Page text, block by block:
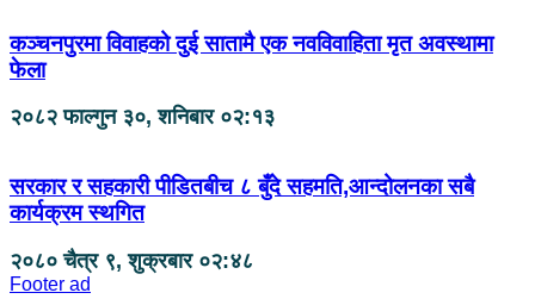
कञ्चनपुरमा विवाहको दुई सातामै एक नवविवाहिता मृत अवस्थामा
फेला
२०८२ फाल्गुन ३०, शनिबार ०२:१३
सरकार र सहकारी पीडितबीच ८ बुँदे सहमति,आन्दोलनका सबै
कार्यक्रम स्थगित
२०८० चैत्र ९, शुक्रबार ०२:४८
Footer ad